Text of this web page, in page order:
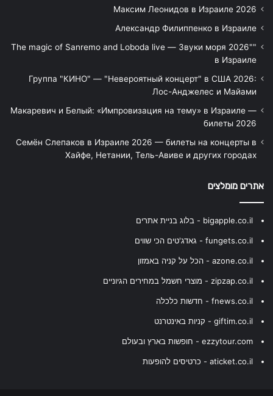
Максим Леонидов в Израиле 2026
Александр Филиппенко в Израиле
"The magic of Sanremo and Loboda live — Звуки моря 2026"
в Израиле
Группа "КИНО" — "Невероятный концерт" в США 2026:
Лос-Анджелес и Майами
Макаревич и Белый: «Импровизация на тему» в Израиле —
билеты 2026
Семён Слепаков в Израиле 2026 — билеты на концерты в
Хайфе, Нетании, Тель-Авиве и других городах
אתרים מומלצים
bigapple.co.il - בלוג בניית אתרים
fungets.co.il - גאדג'טים הכי שווים
azone.co.il - הכל על קניה באמזון
zipzap.co.il - מוצרי חשמל במחירים הגיוניים
fnews.co.il - חדשות כלכלה
giftim.co.il - קניות באינטרנט
ezzytour.com - חופשות בארץ ובעולם
aticket.co.il - כרטיסים להופעות